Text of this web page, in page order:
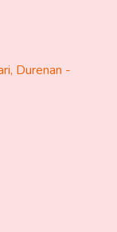
Durenan -